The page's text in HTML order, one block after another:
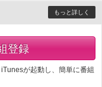
もっと詳しく
登録
が起動し、簡単に番組